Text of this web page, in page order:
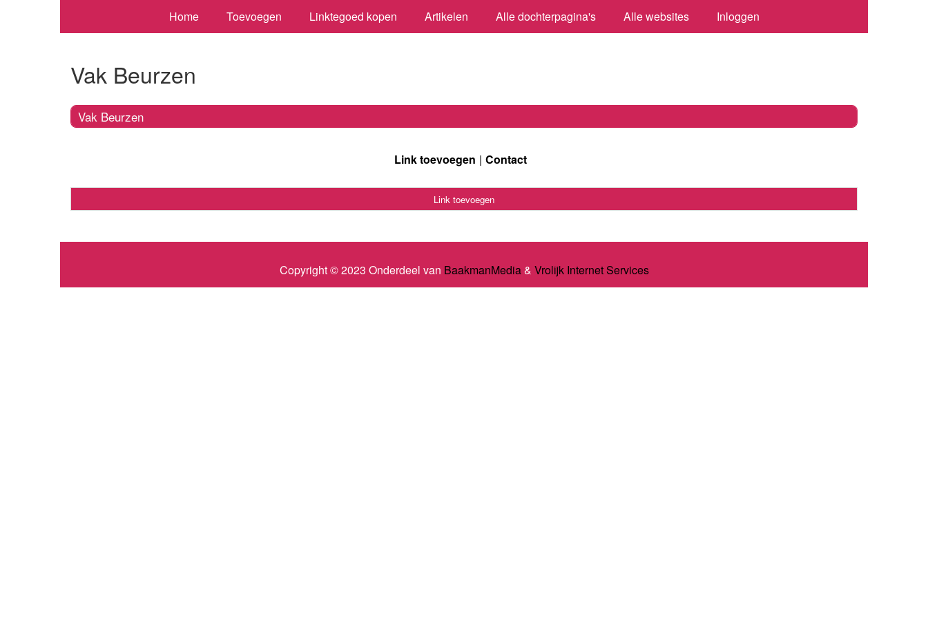
Home Toevoegen Linktegoed kopen Artikelen Alle dochterpagina's Alle websites Inloggen
Vak Beurzen
Vak Beurzen
Link toevoegen Contact
Link toevoegen
Copyright © 2023 Onderdeel van BaakmanMedia& Vrolijk Internet Services